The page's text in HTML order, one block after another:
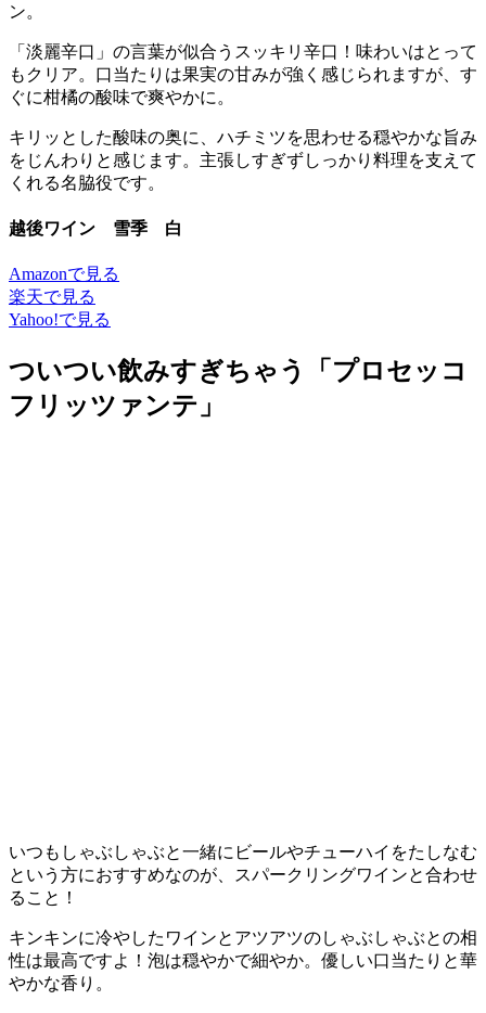
ン。
「淡麗辛口」の言葉が似合うスッキリ辛口！味わいはとって
もクリア。口当たりは果実の甘みが強く感じられますが、す
ぐに柑橘の酸味で爽やかに。
キリッとした酸味の奥に、ハチミツを思わせる穏やかな旨み
をじんわりと感じます。主張しすぎずしっかり料理を支えて
くれる名脇役です。
越後ワイン 雪季 白
Amazonで見る
楽天で見る
Yahoo!で見る
ついつい飲みすぎちゃう「プロセッコ
フリッツァンテ」
いつもしゃぶしゃぶと一緒にビールやチューハイをたしなむ
という方におすすめなのが、スパークリングワインと合わせ
ること！
キンキンに冷やしたワインとアツアツのしゃぶしゃぶとの相
性は最高ですよ！泡は穏やかで細やか。優しい口当たりと華
やかな香り。